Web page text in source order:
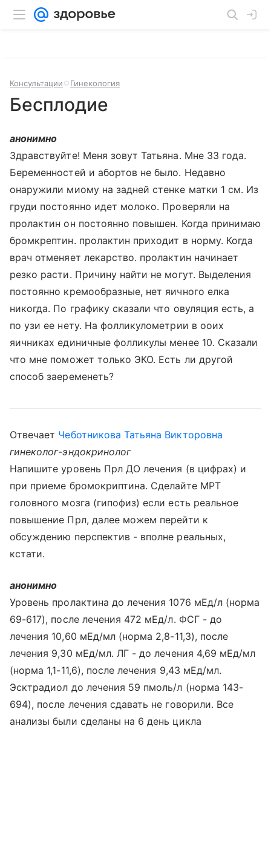
Консультации Гинекология
Бесплодие
анонимно
Здравствуйте! Меня зовут Татьяна. Мне 33 года.
Беременностей и абортов не было. Недавно
онаружили миому на задней стенке матки 1 см. Из
груди постоянно идет молоко. Проверяли на
пролактин он постоянно повышен. Когда принимаю
бромкрептин. пролактин приходит в норму. Когда
врач отменяет лекарство. пролактин начинает
резко расти. Причину найти не могут. Выделения
постоянно кремообразные, нет яичного елка
никогда. По графику сказали что овуляция есть, а
по узи ее нету. На фолликулометрии в ооих
яичниках единичные фолликулы менее 10. Сказали
что мне поможет только ЭКО. Есть ли другой
способ заеременеть?
Отвечает Чеботникова Татьяна Викторовна
гинеколог-эндокринолог
Напишите уровень Прл ДО лечения (в цифрах) и
при приеме бромокриптина. Сделайте МРТ
головного мозга (гипофиз) если есть реальное
повышение Прл, далее можем перейти к
обсуждению перспектив - вполне реальных,
кстати.
анонимно
Уровень пролактина до лечения 1076 мЕд/л (норма
69-617), после лечения 472 мЕд/л. ФСГ - до
лечения 10,60 мЕд/мл (норма 2,8-11,3), после
лечения 9,30 мЕд/мл. ЛГ - до лечения 4,69 мЕд/мл
(норма 1,1-11,6), после лечения 9,43 мЕд/мл.
Эсктрадиол до лечения 59 пмоль/л (норма 143-
694), после лечения сдавать не говорили. Все
анализы были сделаны на 6 день цикла